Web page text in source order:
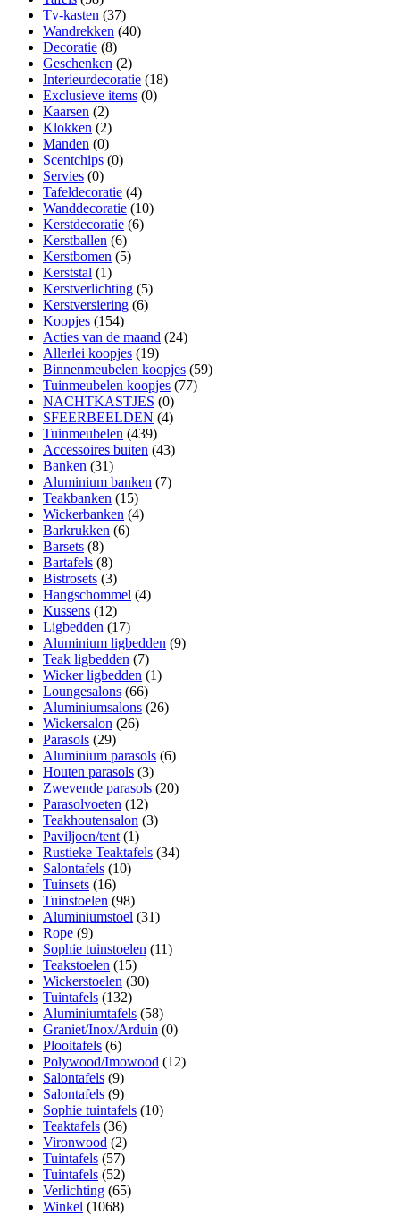
Tv-kasten (37)
Wandrekken (40)
Decoratie (8)
Geschenken (2)
Interieurdecoratie (18)
Exclusieve items (0)
Kaarsen (2)
Klokken (2)
Manden (0)
Scentchips (0)
Servies (0)
Tafeldecoratie (4)
Wanddecoratie (10)
Kerstdecoratie (6)
Kerstballen (6)
Kerstbomen (5)
Kerststal (1)
Kerstverlichting (5)
Kerstversiering (6)
Koopjes (154)
Acties van de maand (24)
Allerlei koopjes (19)
Binnenmeubelen koopjes (59)
Tuinmeubelen koopjes (77)
NACHTKASTJES (0)
SFEERBEELDEN (4)
Tuinmeubelen (439)
Accessoires buiten (43)
Banken (31)
Aluminium banken (7)
Teakbanken (15)
Wickerbanken (4)
Barkrukken (6)
Barsets (8)
Bartafels (8)
Bistrosets (3)
Hangschommel (4)
Kussens (12)
Ligbedden (17)
Aluminium ligbedden (9)
Teak ligbedden (7)
Wicker ligbedden (1)
Loungesalons (66)
Aluminiumsalons (26)
Wickersalon (26)
Parasols (29)
Aluminium parasols (6)
Houten parasols (3)
Zwevende parasols (20)
Parasolvoeten (12)
Teakhoutensalon (3)
Paviljoen/tent (1)
Rustieke Teaktafels (34)
Salontafels (10)
Tuinsets (16)
Tuinstoelen (98)
Aluminiumstoel (31)
Rope (9)
Sophie tuinstoelen (11)
Teakstoelen (15)
Wickerstoelen (30)
Tuintafels (132)
Aluminiumtafels (58)
Graniet/Inox/Arduin (0)
Plooitafels (6)
Polywood/Imowood (12)
Salontafels (9)
Salontafels (9)
Sophie tuintafels (10)
Teaktafels (36)
Vironwood (2)
Tuintafels (57)
Tuintafels (52)
Verlichting (65)
Winkel (1068)